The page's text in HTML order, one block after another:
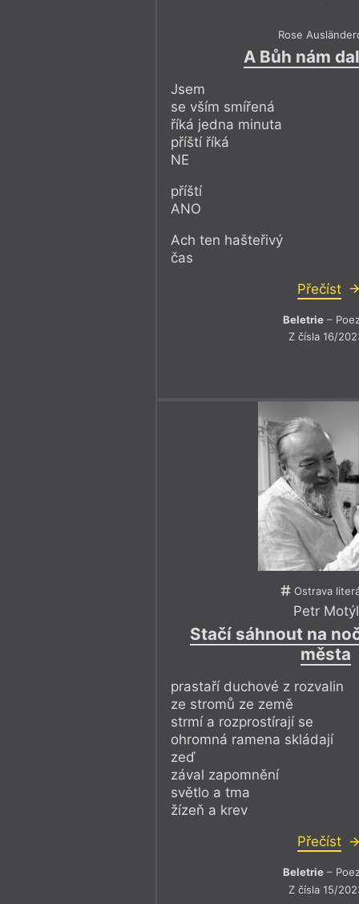
Rose
A Bůh nám
Jsem
se vším smířená
říká jedna minuta
příští říká
NE
příští
ANO
Ach ten hašteřivý
čas
Přečíst
Beletrie–
Z čísla 16/
Ostrava
Petr Motýl
Stačí sáhnout na
města
prastaří duchové z rozvalin
ze stromů ze země
strmí a rozprostírají se
ohromná ramena skládají
zeď
zával zapomnění
světlo a tma
žízeň a krev
Přečíst
Beletrie–
Z čísla 15/